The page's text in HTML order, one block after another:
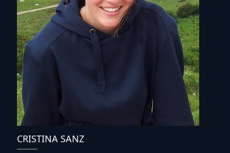
CRISTINA SANZ